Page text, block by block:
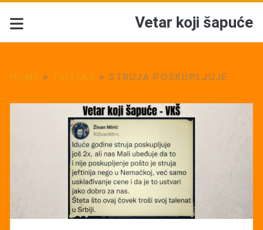
Vetar koji šapuće
> > STRUJA POSKUPLJUJE